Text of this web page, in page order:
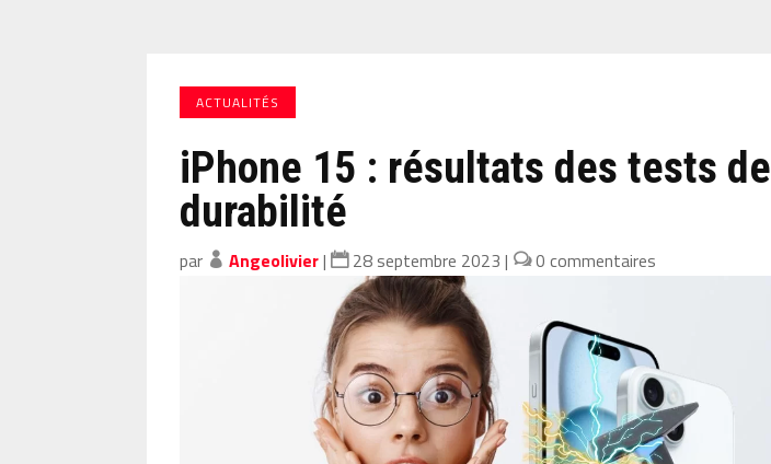
ACTUALITÉS
iPhone 15 : résultats des tests de
durabilité
par Angeolivier| 28 septembre 2023 | 0 commentaires